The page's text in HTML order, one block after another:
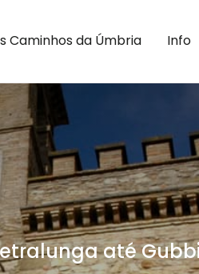
Caminhos da Úmbria Info
até